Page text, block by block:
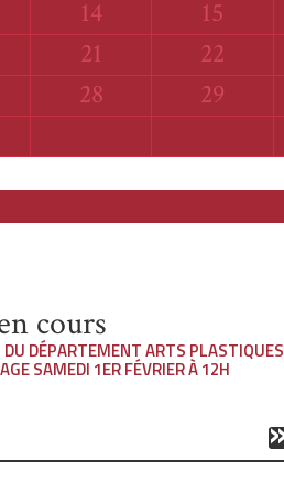
Vendredi
14 Samedi
15
Vendredi
21 Samedi
22
Vendredi
28 Samedi
29
cours
DÉPARTEMENT ARTS PLASTIQUES
SAMEDI 1ER FÉVRIER À 12H